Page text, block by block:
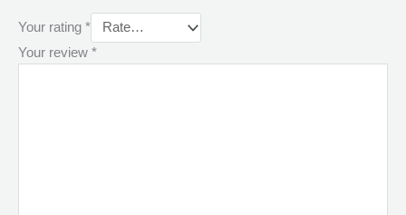
Your rating *
Your review *